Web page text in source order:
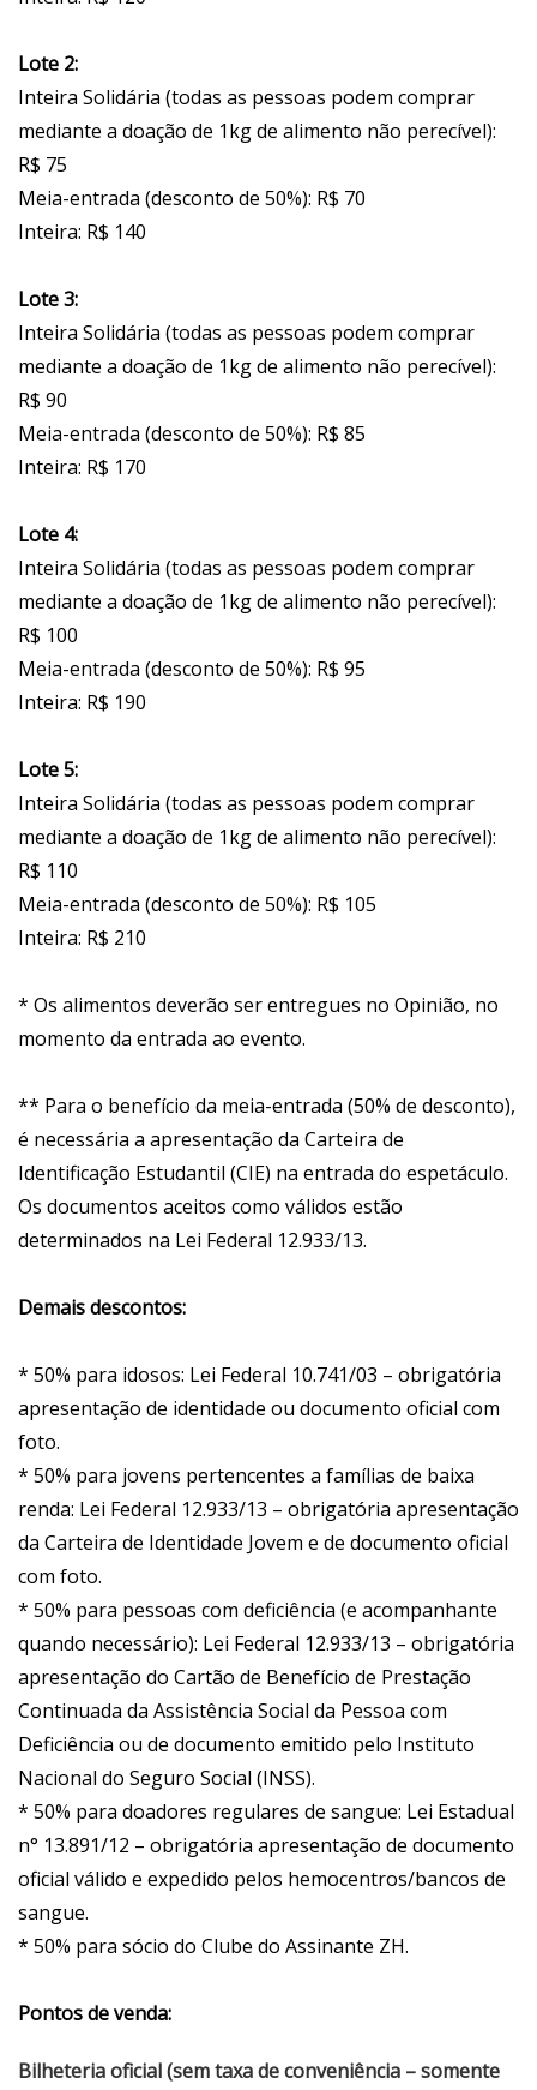
Lote 2:
Inteira Solidária (todas as pessoas podem comprar
mediante a doação de 1kg de alimento não perecível):
R$ 75
Meia-entrada (desconto de 50%): R$ 70
Inteira: R$ 140
Lote 3:
Inteira Solidária (todas as pessoas podem comprar
mediante a doação de 1kg de alimento não perecível):
R$ 90
Meia-entrada (desconto de 50%): R$ 85
Inteira: R$ 170
Lote 4:
Inteira Solidária (todas as pessoas podem comprar
mediante a doação de 1kg de alimento não perecível):
R$ 100
Meia-entrada (desconto de 50%): R$ 95
Inteira: R$ 190
Lote 5:
Inteira Solidária (todas as pessoas podem comprar
mediante a doação de 1kg de alimento não perecível):
R$ 110
Meia-entrada (desconto de 50%): R$ 105
Inteira: R$ 210
* Os alimentos deverão ser entregues no Opinião, no
momento da entrada ao evento.
** Para o benefício da meia-entrada (50% de desconto),
é necessária a apresentação da Carteira de
Identificação Estudantil (CIE) na entrada do espetáculo.
Os documentos aceitos como válidos estão
determinados na Lei Federal 12.933/13.
Demais descontos:
* 50% para idosos: Lei Federal 10.741/03 – obrigatória
apresentação de identidade ou documento oficial com
foto.
* 50% para jovens pertencentes a famílias de baixa
renda: Lei Federal 12.933/13 – obrigatória apresentação
da Carteira de Identidade Jovem e de documento oficial
com foto.
* 50% para pessoas com deficiência (e acompanhante
quando necessário): Lei Federal 12.933/13 – obrigatória
apresentação do Cartão de Benefício de Prestação
Continuada da Assistência Social da Pessoa com
Deficiência ou de documento emitido pelo Instituto
Nacional do Seguro Social (INSS).
* 50% para doadores regulares de sangue: Lei Estadual
n° 13.891/12 – obrigatória apresentação de documento
oficial válido e expedido pelos hemocentros/bancos de
sangue.
* 50% para sócio do Clube do Assinante ZH.
Pontos de venda:
Bilheteria oficial (sem taxa de conveniência – somente